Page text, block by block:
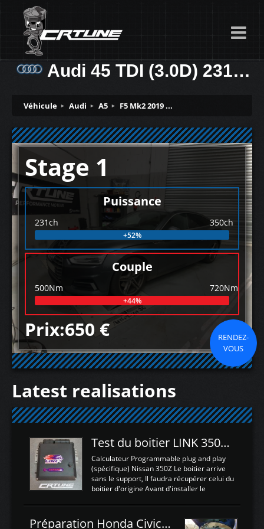
Audi 45 TDI (3.0D) 231ch
Véhicule Audi A5 F5 Mk2 2019 ...
Stage 1
Puissance
231ch 350ch
+52%
Couple
500Nm 720Nm
+44%
Prix:650 €
RENDEZ-
VOUS
Latest realisations
Test du boitier LINK 350Z Plugin ECU
Calculateur Programmable plug and play
(spécifique) Nissan 350Z Le boitier arrive
sans le support, Il faudra récupérer celui du
boitier d'origine Avant d'installer le
d'envoyer l'information de la large bande
Préparation Honda Civic Type R FK2